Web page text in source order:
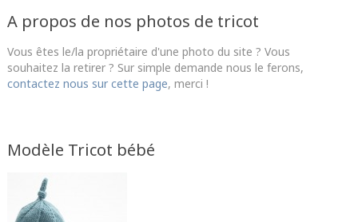
A propos de nos photos de tricot
Vous êtes le/la propriétaire d'une photo du site ? Vous
souhaitez la retirer ? Sur simple demande nous le ferons,
contactez nous sur cette page, merci !
Modèle Tricot bébé